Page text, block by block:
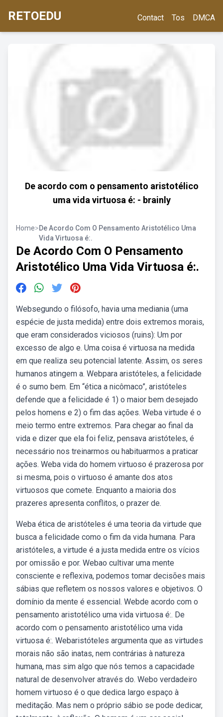
RETOEDU Contact Tos DMCA
De acordo com o pensamento aristotélico
uma vida virtuosa é: - brainly
Home>De Acordo Com O Pensamento Aristotélico Uma
Vida Virtuosa é:.
De Acordo Com O Pensamento
Aristotélico Uma Vida Virtuosa é:.
Websegundo o filósofo, havia uma mediania (uma
espécie de justa medida) entre dois extremos morais,
que eram considerados viciosos (ruins): Um por
excesso de algo e. Uma coisa é virtuosa na medida
em que realiza seu potencial latente. Assim, os seres
humanos atingem a. Webpara aristóteles, a felicidade
é o sumo bem. Em “ética a nicômaco”, aristóteles
defende que a felicidade é 1) o maior bem desejado
pelos homens e 2) o fim das ações. Weba virtude é o
meio termo entre extremos. Para chegar ao final da
vida e dizer que ela foi feliz, pensava aristóteles, é
necessário nos treinarmos ou habituarmos a praticar
ações. Weba vida do homem virtuoso é prazerosa por
si mesma, pois o virtuoso é amante dos atos
virtuosos que comete. Enquanto a maioria dos
prazeres apresenta conflitos, o prazer de.
Weba ética de aristóteles é uma teoria da virtude que
busca a felicidade como o fim da vida humana. Para
aristóteles, a virtude é a justa medida entre os vícios
por omissão e por. Webao cultivar uma mente
consciente e reflexiva, podemos tomar decisões mais
sábias que refletem os nossos valores e objetivos. O
domínio da mente é essencial. Webde acordo com o
pensamento aristotélico uma vida virtuosa é:. De
acordo com o pensamento aristotélico uma vida
virtuosa é:. Webaristóteles argumenta que as virtudes
morais não são inatas, nem contrárias à natureza
humana, mas sim algo que nós temos a capacidade
natural de desenvolver através do. Webo verdadeiro
homem virtuoso é o que dedica largo espaço à
meditação. Mas nem o próprio sábio se pode dedicar,